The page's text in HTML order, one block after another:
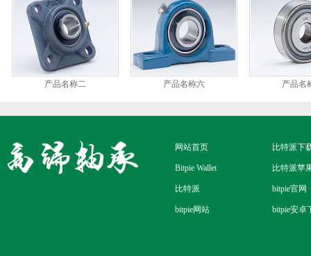
产品名称二 产品名称六 产品名
网站首页 比特派下
Bitpie Wallet 比特派苹
比特派 bitpie官网
bitpie网站 bitpie安卓